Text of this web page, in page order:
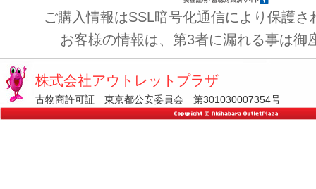
ご購入情報はSSL暗号化通信により保護さ
お客様の情報は、第3者に漏れる事は御
株式会社アウトレットプラザ
古物商許可証 東京都公安委員会 第301030007354号